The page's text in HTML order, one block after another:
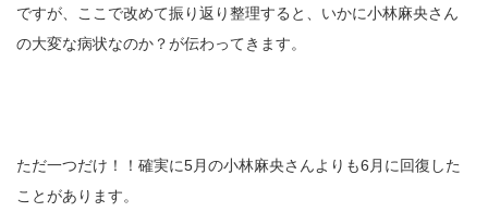
ですが、ここで改めて振り返り整理すると、いかに小林麻央さん
の大変な病状なのか？が伝わってきます。
ただ一つだけ！！確実に5月の小林麻央さんよりも6月に回復した
ことがあります。